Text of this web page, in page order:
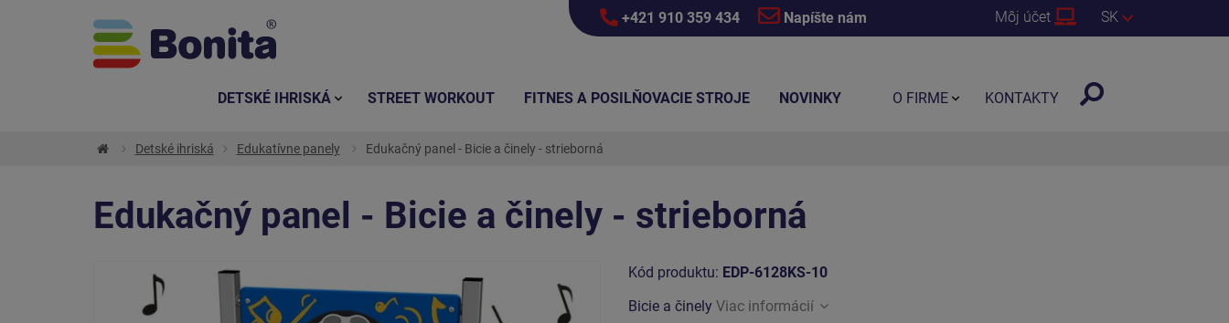
+421 910 359 434 Napíšte nám Môj účet SK
Detské ihriská Edukatívne panely Edukačný panel - Bicie a činely - strieborná
Edukačný panel - Bicie a činely - strieborná
Kód produktu: EDP-6128KS-10
Bicie a činely Viac informácií
DETSKÉ IHRISKÁ STREET WORKOUT FITNES A POSILŇOVACIE STROJE NOVINKY O FIRME KONTAKTY